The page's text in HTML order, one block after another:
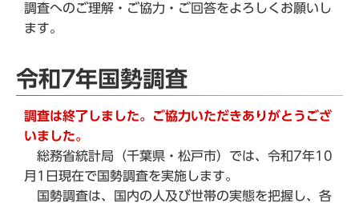
調査へのご理解・ご協力・ご回答をよろしくお願いし
ます。
令和7年国勢調査
調査は終了しました。ご協力いただきありがとうござ
いました。
総務省統計局（千葉県・松戸市）では、令和7年10
月1日現在で国勢調査を実施します。
国勢調査は、国内の人及び世帯の実態を把握し、各